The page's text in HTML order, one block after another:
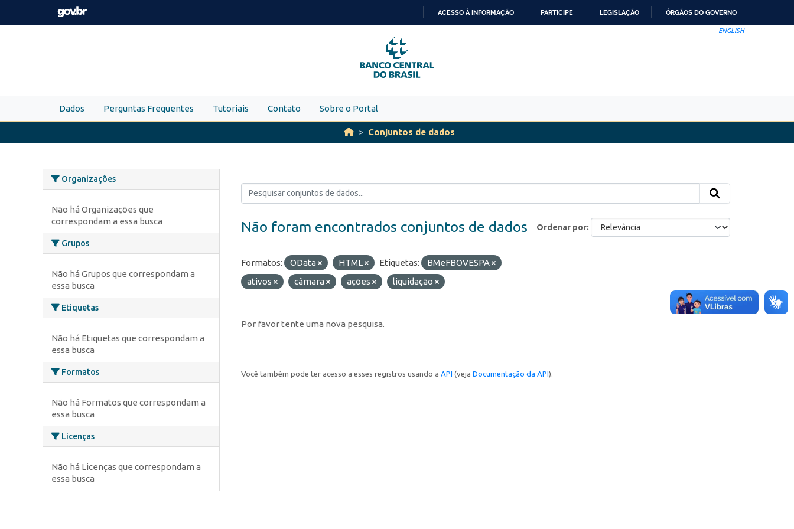
Skip to main content
PARA
O
CONTEÚDO
ACESSO À INFORMAÇÃO PARTICIPE LEGISLAÇÃO ÓRGÃOS DO GOVERNO
ENGLISH
Dados Perguntas Frequentes Tutoriais Contato Sobre o Portal
Conjuntos de dados
Organizações
Não há Organizações que
correspondam a essa busca
Grupos
Não há Grupos que correspondam a
essa busca
Etiquetas
Não há Etiquetas que correspondam a
essa busca
Formatos
Não há Formatos que correspondam a
essa busca
Licenças
Não há Licenças que correspondam a
essa busca
Ordenar por
Não foram encontrados conjuntos de dados
Formatos: OData HTML Etiquetas:
BMeFBOVESPA
ativos
câmara ações liquidação
Por favor tente uma nova pesquisa.
Você também pode ter acesso a esses registros usando a API (veja Documentação da API).